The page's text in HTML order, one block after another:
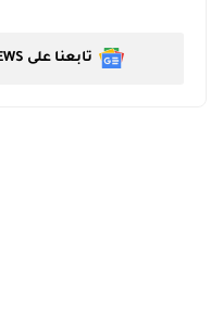
تابعنا على GOOGLE NEWS